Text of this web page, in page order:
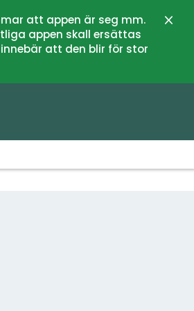
att appen är seg mm.
appen skall ersättas
att den blir för stor